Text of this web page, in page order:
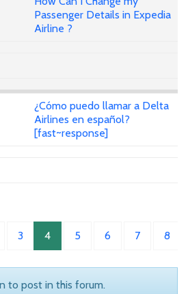
Passenger Details in Expedia
Airline ?
¿Cómo puedo llamar a Delta
Airlines en español?
[fast~response]
3 4 5 6 7 8
to post in this forum.